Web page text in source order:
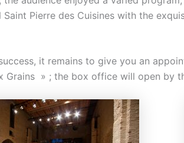
Saint Pierre des Cuisines with the
it remains to give you an
Grains » ; the box office will open by